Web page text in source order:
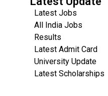
Latest Jobs
All India Jobs
Results
Latest Admit Card
University Update
Latest Scholarships